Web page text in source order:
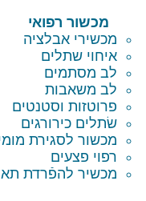
וסטנטים
מומי לב מולדים
תאים